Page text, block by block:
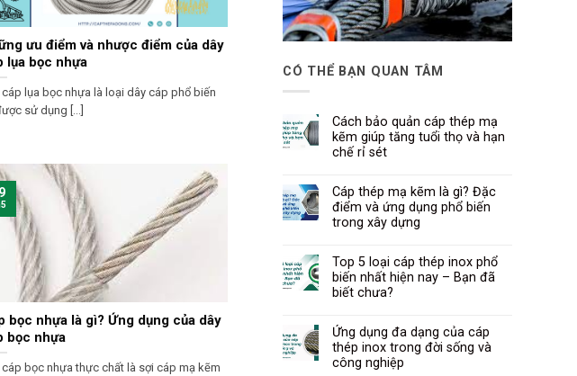
ưu điểm và nhược điểm của dây
lụa bọc nhựa
cáp lụa bọc nhựa là loại dây cáp phổ biến
sử dụng [...]
bọc nhựa là gì? Ứng dụng của dây
bọc nhựa
cáp bọc nhựa thực chất là sợi cáp mạ kẽm
CÓ THỂ BẠN QUAN TÂM
Cách bảo quản cáp thép mạ
kẽm giúp tăng tuổi thọ và hạn
chế rỉ sét
Cáp thép mạ kẽm là gì? Đặc
điểm và ứng dụng phổ biến
trong xây dựng
Top 5 loại cáp thép inox phổ
biến nhất hiện nay – Bạn đã
biết chưa?
Ứng dụng đa dạng của cáp
thép inox trong đời sống và
công nghiệp